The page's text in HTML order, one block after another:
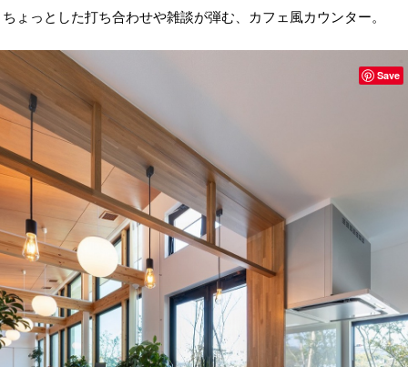
ちょっとした打ち合わせや雑談が弾む、カフェ風カウンター。
Save